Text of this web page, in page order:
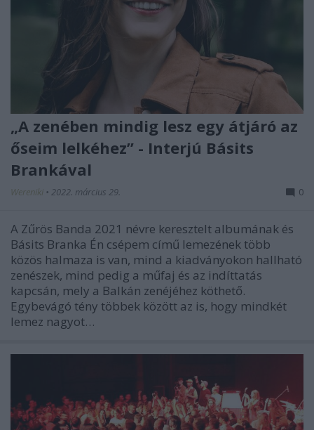
„A zenében mindig lesz egy átjáró az
őseim lelkéhez” - Interjú Básits
Brankával
Wereniki • 2022. március 29. 0
A Zűrös Banda 2021 névre keresztelt albumának és
Básits Branka Én csépem című lemezének több
közös halmaza is van, mind a kiadványokon hallható
zenészek, mind pedig a műfaj és az indíttatás
kapcsán, mely a Balkán zenéjéhez köthető.
Egybevágó tény többek között az is, hogy mindkét
lemez nagyot…